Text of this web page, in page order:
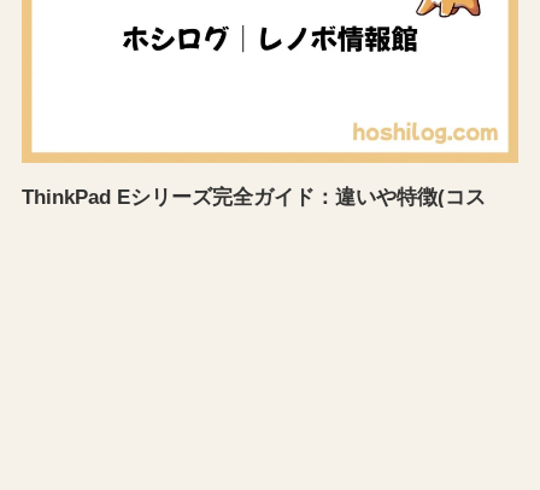
ThinkPad Eシリーズ完全ガイド：違いや特徴(コス